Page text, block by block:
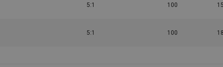
5:1 100
5:1 100